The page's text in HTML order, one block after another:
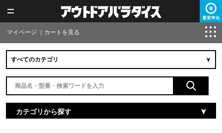
マイページ カートを見る
カテゴリから探す